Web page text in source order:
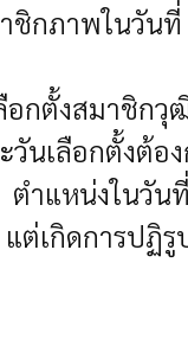
ชิกภาพในวัน
ตั้งสมาชิกวุฒิ
เลือกตั้งต้อ
าแหน่งในวั
ต่เกิดการปฏิ